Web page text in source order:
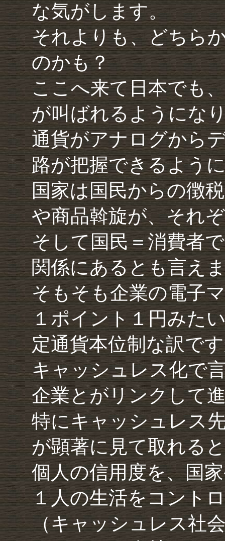
な気がします。
それよりも、どちら
のかも？
ここへ来て日本でも
が叫ばれるようにな
通貨がアナログから
路が把握できるよう
国家は国民からの徴
や商品斡旋が、それ
そして国民＝消費者
関係にあるとも言え
そもそも企業の電子
１ポイント１円みた
定通貨本位制な訳で
キャッシュレス化で
企業とがリンクして
特にキャッシュレス
が顕著に見て取れる
個人の信用度を、国
１人の生活をコント
（キャッシュレス社